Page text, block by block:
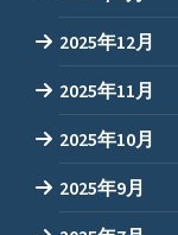
2025年12月
2025年11月
2025年10月
2025年9月